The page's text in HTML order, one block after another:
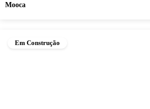
Mooca
Em Construção